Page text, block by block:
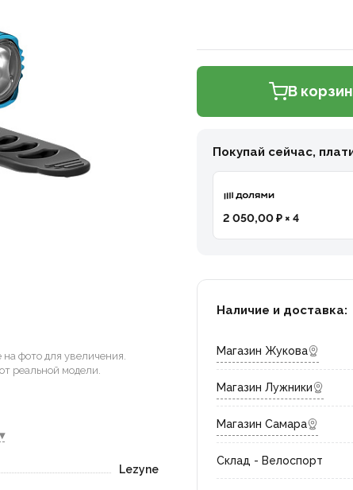
на фото для увеличения.
реальной модели.
Lezyne
В
Покупай сейчас,
2 050,00 ₽ × 4
Наличие и доставка:
Магазин Жукова
Магазин Лужники
Магазин Самара
Склад - Велоспорт